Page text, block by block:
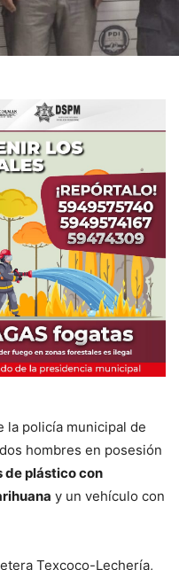
la policía municipal de
hombres en posesión
de plástico con
y un vehículo con
Texcoco-Lechería,